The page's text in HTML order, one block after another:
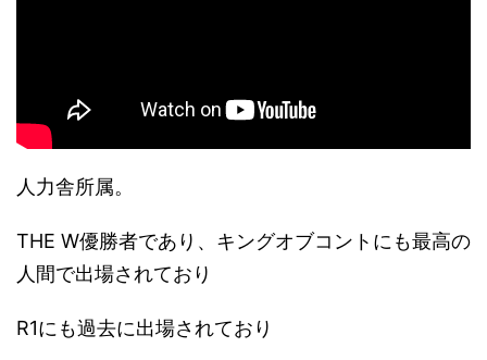
人力舎所属。
THE W優勝者であり、キングオブコントにも最高の
人間で出場されており
R1にも過去に出場されており